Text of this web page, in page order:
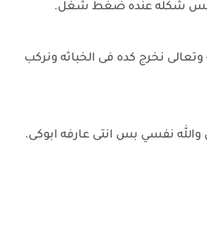
بس شكله عنده ضغط شغل.
نخرج كده فى الخباثه ونركب
نفسي بس انتى عارفه ابوكى.